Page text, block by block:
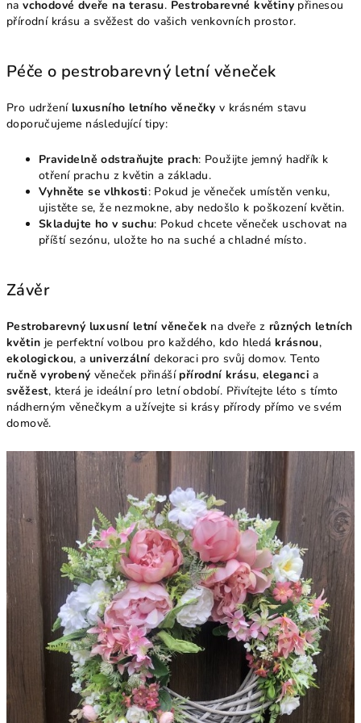
navchodové dveře na terasu. Pestrobarevné květiny přinesou
přírodní krásu a svěžest do vašich venkovních prostor.
Péče o pestrobarevný letní věneček
Pro udržení luxusního letního věnečky v krásném stavu
doporučujeme následující tipy:
Pravidelně odstraňujte prach: Použijte jemný hadřík k
otření prachu z květin a základu.
Vyhněte se vlhkosti: Pokud je věneček umístěn venku,
ujistěte se, že nezmokne, aby nedošlo k poškození květin.
Skladujte ho v suchu: Pokud chcete věneček uschovat na
příští sezónu, uložte ho na suché a chladné místo.
Závěr
Pestrobarevný luxusní letní věneček na dveře z různých letních
květin je perfektní volbou pro každého, kdo hledá krásnou,
ekologickou, auniverzální dekoraci pro svůj domov. Tento
ručně vyrobený věneček přináší přírodní krásu, eleganci a
svěžest, která je ideální pro letní období. Přivítejte léto s tímto
nádherným věnečkym a užívejte si krásy přírody přímo ve svém
domově.